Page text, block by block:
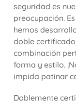
seguridad es
preocupación.
hemos
doble
combinación
forma y estilo.
impida patinar
Doblemente